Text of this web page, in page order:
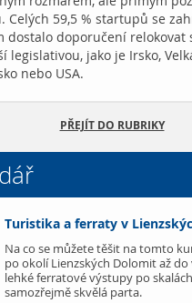
Celých 59,5 % startupů se
dostalo doporučení relokovat
legislativou, jako je Irsko,
nebo USA.
PŘEJÍT DO RUBRIKY
Turistika a ferraty v
Na co se můžete těšit na tomto
po okolí Lienzských Dolomit až do
lehké ferratové výstupy po
samozřejmě skvělá parta.